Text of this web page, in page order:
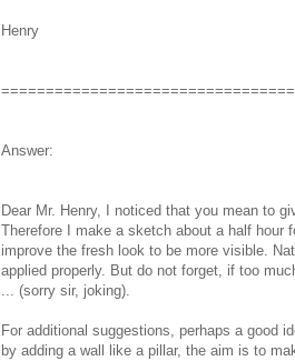
Henry
Answer:
Dear Mr. Henry, I noticed that you mean to
Therefore I make a sketch about a half hour
improve the fresh look to be more visible.
applied properly. But do not forget, if too
... (sorry sir, joking).
For additional suggestions, perhaps a good
by adding a wall like a pillar, the aim is to